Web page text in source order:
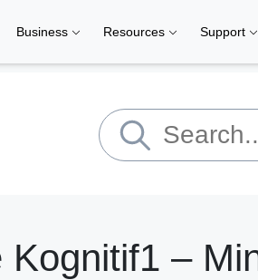
Business Resources Support
Kognitif1 –